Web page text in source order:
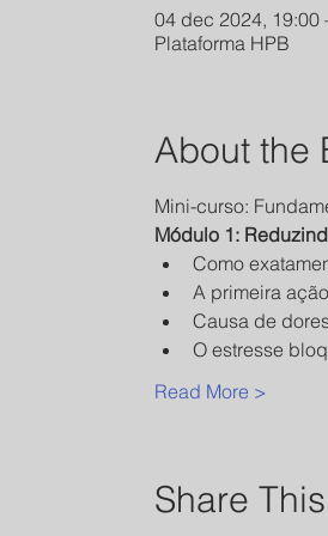
04 dec 2024, 19:00
Plataforma HPB
About the
Mini-curso:
Módulo 1:
Como
A primeira
Causa de
O estresse
Read More >
Share